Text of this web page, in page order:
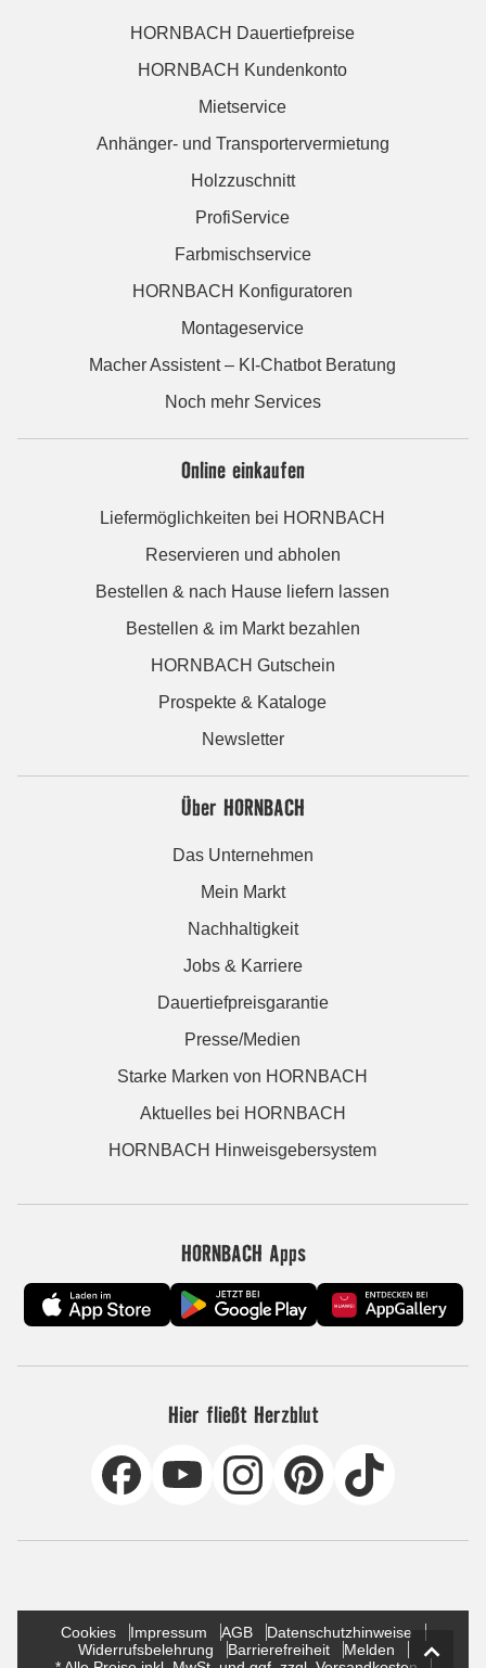
HORNBACH Dauertiefpreise
HORNBACH Kundenkonto
Mietservice
Anhänger- und Transportervermietung
Holzzuschnitt
ProfiService
Farbmischservice
HORNBACH Konfiguratoren
Montageservice
Macher Assistent – KI-Chatbot Beratung
Noch mehr Services
Online einkaufen
Liefermöglichkeiten bei HORNBACH
Reservieren und abholen
Bestellen & nach Hause liefern lassen
Bestellen & im Markt bezahlen
HORNBACH Gutschein
Prospekte & Kataloge
Newsletter
Über HORNBACH
Das Unternehmen
Mein Markt
Nachhaltigkeit
Jobs & Karriere
Dauertiefpreisgarantie
Presse/Medien
Starke Marken von HORNBACH
Aktuelles bei HORNBACH
HORNBACH Hinweisgebersystem
HORNBACH Apps
Hier fließt Herzblut
Cookies Impressum AGB
Datenschutzhinweise
Widerrufsbelehrung
Barrierefreiheit
Melden